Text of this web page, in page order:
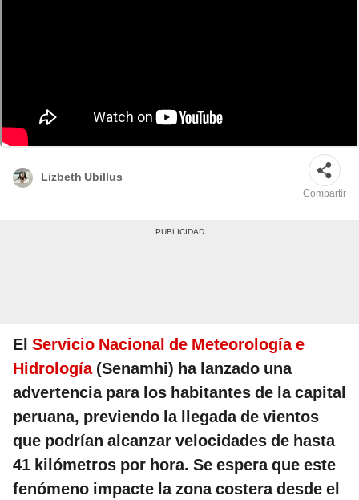
Predicciones indican que estas condiciones podrían continuar durante los
Lizbeth Ubillus
Compartir
El Servicio Nacional de Meteorología e
Hidrología(Senamhi) ha lanzado una
advertencia para los habitantes de la capital
peruana, previendo la llegada de vientos
que podrían alcanzar velocidades de hasta
41 kilómetros por hora. Se espera que este
fenómeno impacte la zona costera desde el